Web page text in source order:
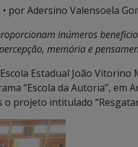
• por Adersino Valensoela
inúmeros
memória e
Estadual João
“Escola da Autoria”, em
projeto intitulado